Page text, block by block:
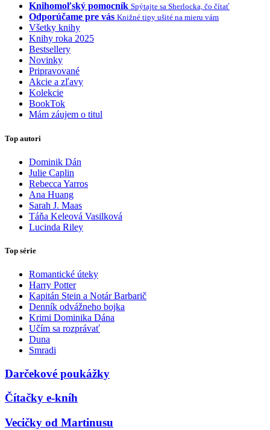
Knihomoľský pomocník Spýtajte sa Sherlocka, čo čítať
Odporúčame pre vás Knižné tipy ušité na mieru vám
Všetky knihy
Knihy roka 2025
Bestsellery
Novinky
Pripravované
Akcie a zľavy
Kolekcie
BookTok
Mám záujem o titul
Top autori
Dominik Dán
Julie Caplin
Rebecca Yarros
Ana Huang
Sarah J. Maas
Táňa Keleová Vasilková
Lucinda Riley
Top série
Romantické úteky
Harry Potter
Kapitán Stein a Notár Barbarič
Denník odvážneho bojka
Krimi Dominika Dána
Učím sa rozprávať
Duna
Smradi
Darčekové poukážky
Čítačky e-kníh
Vecičky od Martinusu